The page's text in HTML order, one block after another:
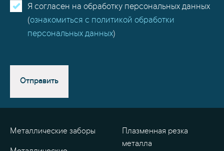
Я согласен на обработку персональных данных
(ознакомиться с политикой обработки
персональных данных)
Отправить
Металлические заборы
Плазменная резка
металла